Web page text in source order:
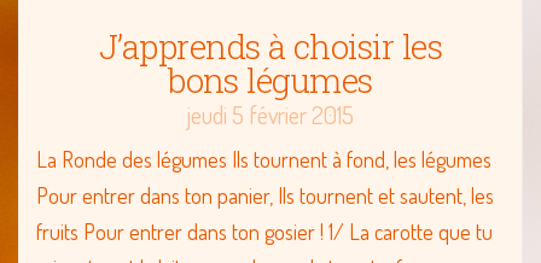
de
Christine
Bouguet
J’apprends à choisir les
bons légumes
jeudi 5 février 2015
La Ronde des légumes Ils tournent à fond, les légumes
Pour entrer dans ton panier, Ils tournent et sautent, les
fruits Pour entrer dans ton gosier ! 1/ La carotte que tu